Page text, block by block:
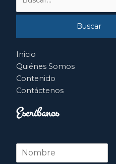
por:
Inicio
Quiénes Somos
Contenido
Contáctenos
Escríbanos
N